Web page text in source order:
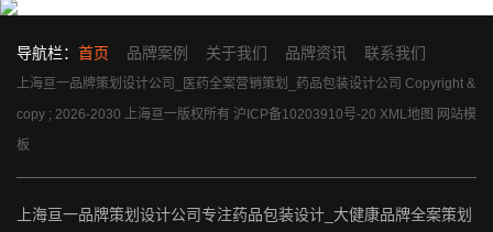
导航栏： 首页 品牌案例 关于我们 品牌资讯 联系我们
上海亘一品牌策划设计公司_医药全案营销策划_药品包装设计公司 Copyright &
copy ; 2026-2030 上海亘一版权所有 沪ICP备10203910号-20 XML地图 网站模
板
上海亘一品牌策划设计公司专注药品包装设计_大健康品牌全案策划